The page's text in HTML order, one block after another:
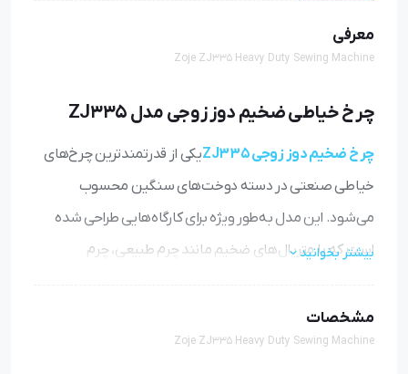
معرفی
Zoje ZJ335 Heavy Duty Sewing Machine
چرخ خیاطی ضخیم دوز زوجی مدل ZJ335
چرخ ضخیم دوز زوجی ZJ335
یکی از قدرتمندترین چرخ‌های
خیاطی صنعتی در دسته دوخت‌های سنگین محسوب
می‌شود. این مدل به‌طور ویژه برای کارگاه‌هایی طراحی شده
است که با متریال‌های ضخیم مانند چرم طبیعی، چرم
کار دارند. ساختار مستحکم، قدرت نفوذ بالای سوزن و سیستم
تغذیه دقیق، باعث شده این دستگاه در میان خیاطان حرفه‌ای
بیشتر بخوانید
مشخصات
Zoje ZJ335 Heavy Duty Sewing Machine